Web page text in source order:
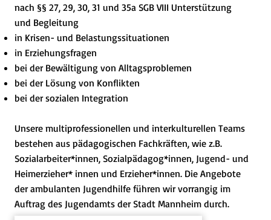
nach §§ 27, 29, 30, 31 und 35a SGB VIII Unterstützung
und Begleitung
in Krisen- und Belastungssituationen
in Erziehungsfragen
bei der Bewältigung von Alltagsproblemen
bei der Lösung von Konflikten
bei der sozialen Integration
Unsere multiprofessionellen und interkulturellen Teams
bestehen aus pädagogischen Fachkräften, wie z.B.
Sozialarbeiter*innen, Sozialpädagog*innen, Jugend- und
Heimerzieher* innen und Erzieher*innen. Die Angebote
der ambulanten Jugendhilfe führen wir vorrangig im
Auftrag des Jugendamts der Stadt Mannheim durch.